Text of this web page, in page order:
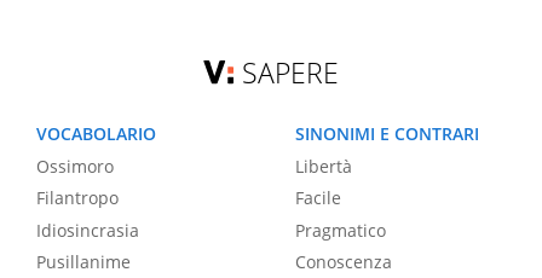
SAPERE
VOCABOLARIO
Ossimoro
Filantropo
Idiosincrasia
Pusillanime
SINONIMI E CONTRARI
Libertà
Facile
Pragmatico
Conoscenza